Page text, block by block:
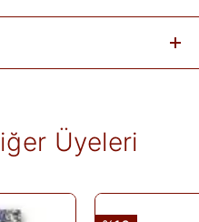
edilmez. Ayıplı ürünler,
belgelenmediği sürece iade
bu bilgiler ürün
Üyeleri